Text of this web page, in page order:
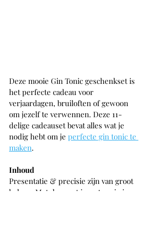
Deze mooie Gin Tonic geschenkset is
het perfecte cadeau voor
verjaardagen, bruiloften of gewoon
om jezelf te verwennen. Deze 11-
delige cadeauset bevat alles wat je
nodig hebt om je perfecte gin tonic te
maken.
Inhoud
Presentatie & precisie zijn van groot
belang. Met deze set investeer je in